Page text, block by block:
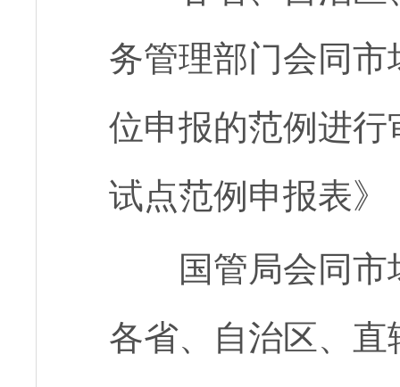
务管理部门会同
位申报的范例进
试点范例申报表
国管局会同
各省、自治区、